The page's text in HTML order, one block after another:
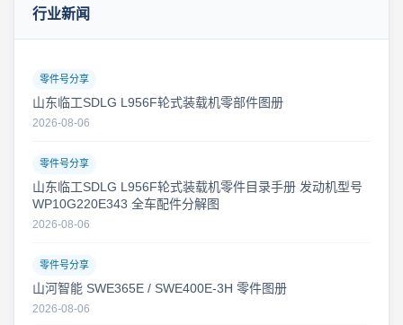
行业新闻
零件号分享
山东临工SDLG L956F轮式装载机零部件图册
2026-08-06
零件号分享
山东临工SDLG L956F轮式装载机零件目录手册 发动机型号
WP10G220E343 全车配件分解图
2026-08-06
零件号分享
山河智能 SWE365E / SWE400E-3H 零件图册
2026-08-06